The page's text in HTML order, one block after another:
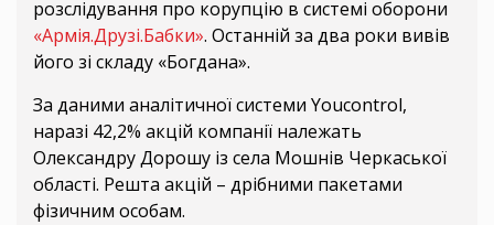
розслідування про корупцію в системі оборони
«Армія.Друзі.Бабки». Останній за два роки вивів
його зі складу «Богдана».
За даними аналітичної системи Youcontrol,
наразі 42,2% акцій компанії належать
Олександру Дорошу із села Мошнів Черкаської
області. Решта акцій – дрібними пакетами
фізичним особам.